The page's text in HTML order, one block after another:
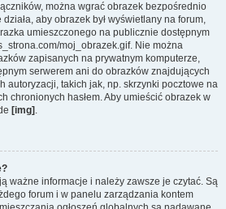
można wgrać obrazek bezpośrednio
aby obrazek był wyświetlany na forum,
umieszczonego na publicznie dostępnym
moj_obrazek.gif. Nie można
zapisanych na prywatnym komputerze,
serwerem ani do obrazków znajdujących
autoryzacji, takich jak, np. skrzynki pocztowe na
chronionych hasłem. Aby umieścić obrazek w
[img] .
ważne informacje i należy zawsze je czytać. Są
forum i w panelu zarządzania kontem